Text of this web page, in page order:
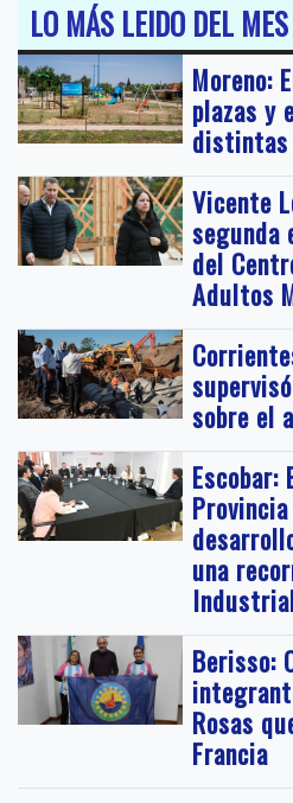
LO MÁS LEIDO DEL MES
Moreno:
plazas y
distintas
Vicente
segunda
del
Adultos
sobre el
Escobar:
una
Berisso:
Rosas
Francia